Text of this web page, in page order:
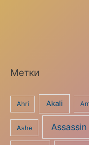
Метки
Ahri Akali
Ashe Assassin